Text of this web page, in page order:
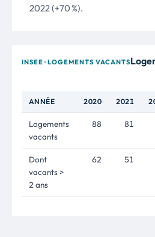
2022 (+70 %).
INSEE · LOGEMENTS VACANTS
ANNÉE 2020 2021
Logements
vacants
88 81
Dont
vacants >
2 ans
62 51